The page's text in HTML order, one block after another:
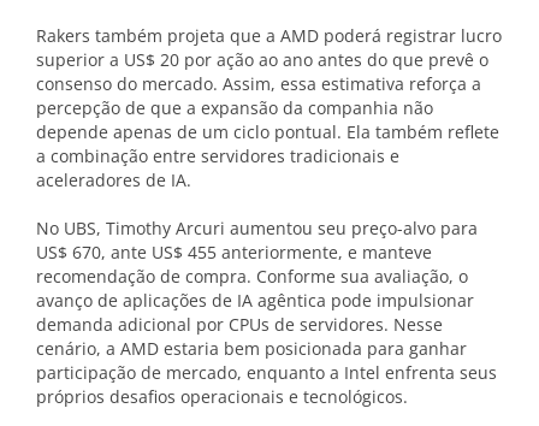
Rakers também projeta que a AMD poderá registrar lucro
superior a US$ 20 por ação ao ano antes do que prevê o
consenso do mercado. Assim, essa estimativa reforça a
percepção de que a expansão da companhia não
depende apenas de um ciclo pontual. Ela também reflete
a combinação entre servidores tradicionais e
aceleradores de IA.
No UBS, Timothy Arcuri aumentou seu preço-alvo para
US$ 670, ante US$ 455 anteriormente, e manteve
recomendação de compra. Conforme sua avaliação, o
avanço de aplicações de IA agêntica pode impulsionar
demanda adicional por CPUs de servidores. Nesse
cenário, a AMD estaria bem posicionada para ganhar
participação de mercado, enquanto a Intel enfrenta seus
próprios desafios operacionais e tecnológicos.